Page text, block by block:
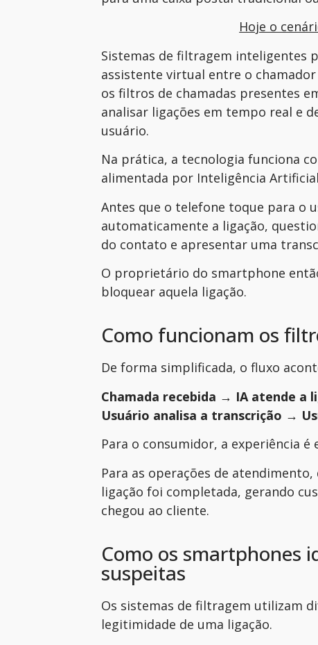
Hoje o
Sistemas de filtragem inteligentes
assistente virtual entre o
os filtros de chamadas presentes
analisar ligações em tempo real e
usuário.
Na prática, a tecnologia funciona
alimentada por Inteligência
Antes que o telefone toque para o
automaticamente a ligação,
do contato e apresentar uma
O proprietário do smartphone
bloquear aquela ligação.
Como funcionam os
De forma simplificada, o fluxo
Chamada recebida → IA atende
Usuário analisa a transcrição →
Para o consumidor, a experiência
Para as operações de
ligação foi completada, gerando
chegou ao cliente.
Como os smartphones
suspeitas
Os sistemas de filtragem utilizam
legitimidade de uma ligação.